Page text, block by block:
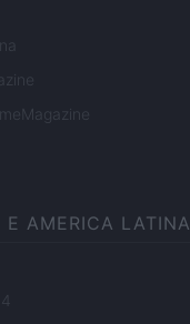
E AMERICA LATINA